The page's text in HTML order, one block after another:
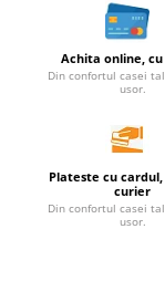
Pudre si prafuri
Conserve, Pateuri,
Leguminoase si
Fermenti si
Produse din soia
Achita online,
Din confortul casei
usor.
Plateste cu
curier
Din confortul casei
usor.